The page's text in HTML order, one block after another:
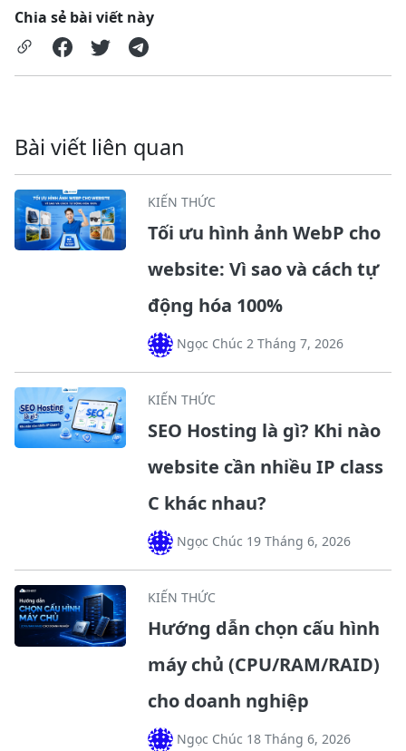
Chia sẻ bài viết này
Bài viết liên quan
KIẾN THỨC
Tối ưu hình ảnh WebP cho
website: Vì sao và cách tự
động hóa 100%
Ngọc Chúc 2 Tháng 7, 2026
KIẾN THỨC
SEO Hosting là gì? Khi nào
website cần nhiều IP class
C khác nhau?
Ngọc Chúc 19 Tháng 6, 2026
KIẾN THỨC
Hướng dẫn chọn cấu hình
máy chủ (CPU/RAM/RAID)
cho doanh nghiệp
Ngọc Chúc 18 Tháng 6, 2026